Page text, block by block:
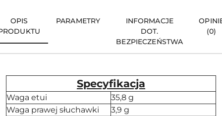
OPIS
PARAMETRY
INFORMACJE
DOT.
BEZPIECZEŃSTWA
(0)
Specyfikacja
Waga etui
35,8 g
Waga prawej słuchawki
3,9 g